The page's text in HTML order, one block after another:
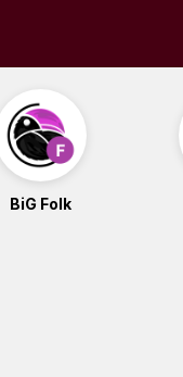
BiG Folk